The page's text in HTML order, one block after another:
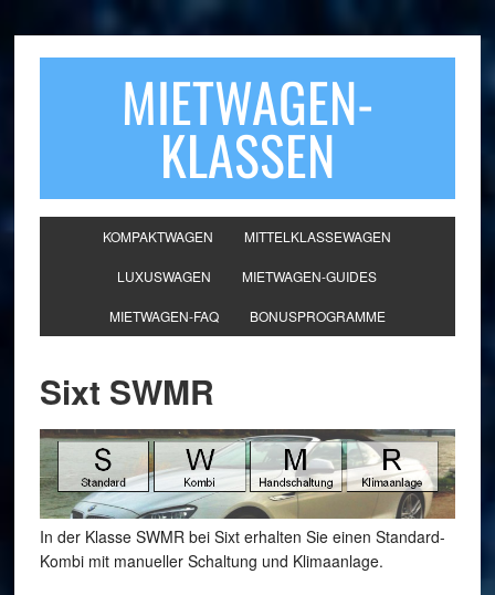
MIETWAGEN-
KLASSEN
KOMPAKTWAGEN MITTELKLASSEWAGEN
LUXUSWAGEN MIETWAGEN-GUIDES
MIETWAGEN-FAQ BONUSPROGRAMME
Sixt SWMR
In der Klasse SWMR bei Sixt erhalten Sie einen Standard-
Kombi mit manueller Schaltung und Klimaanlage.